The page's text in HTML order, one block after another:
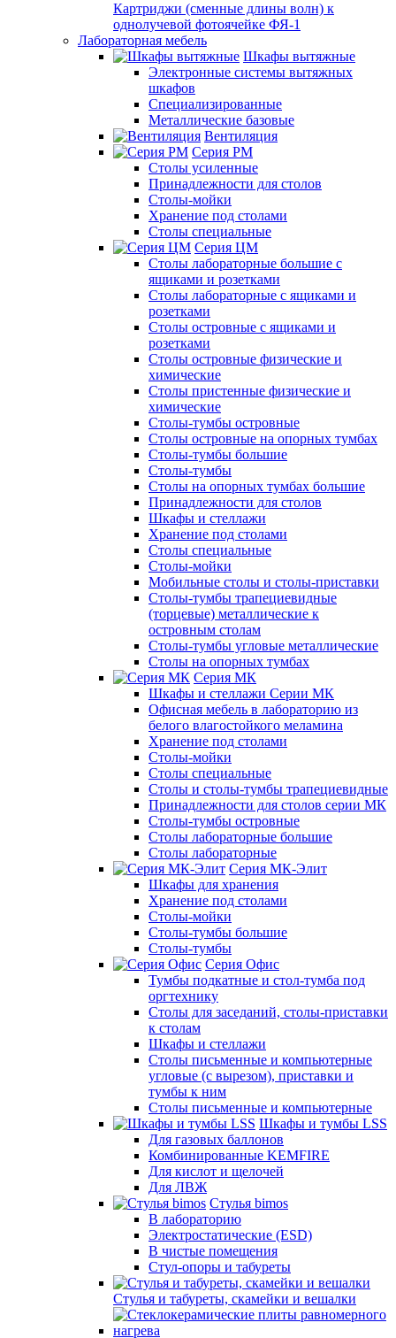
Картриджи (сменные длины волн) к
однолучевой фотоячейке ФЯ-1
Лабораторная мебель
Шкафы вытяжные
Электронные системы вытяжных
шкафов
Специализированные
Металлические базовые
Вентиляция
Серия РМ
Столы усиленные
Принадлежности для столов
Столы-мойки
Хранение под столами
Столы специальные
Серия ЦМ
Столы лабораторные большие с
ящиками и розетками
Столы лабораторные с ящиками и
розетками
Столы островные с ящиками и
розетками
Столы островные физические и
химические
Столы пристенные физические и
химические
Столы-тумбы островные
Столы островные на опорных тумбах
Столы-тумбы большие
Столы-тумбы
Столы на опорных тумбах большие
Принадлежности для столов
Шкафы и стеллажи
Хранение под столами
Столы специальные
Столы-мойки
Мобильные столы и столы-приставки
Столы-тумбы трапециевидные
(торцевые) металлические к
островным столам
Столы-тумбы угловые металлические
Столы на опорных тумбах
Серия МК
Шкафы и стеллажи Серии МК
Офисная мебель в лабораторию из
белого влагостойкого меламина
Хранение под столами
Столы-мойки
Столы специальные
Столы и столы-тумбы трапециевидные
Принадлежности для столов серии МК
Столы-тумбы островные
Столы лабораторные большие
Столы лабораторные
Серия МК-Элит
Шкафы для хранения
Хранение под столами
Столы-мойки
Столы-тумбы большие
Столы-тумбы
Серия Офис
Тумбы подкатные и стол-тумба под
оргтехнику
Столы для заседаний, столы-приставки
к столам
Шкафы и стеллажи
Столы письменные и компьютерные
угловые (с вырезом), приставки и
тумбы к ним
Столы письменные и компьютерные
Шкафы и тумбы LSS
Для газовых баллонов
Комбинированные KEMFIRE
Для кислот и щелочей
Для ЛВЖ
Стулья bimos
В лабораторию
Электростатические (ESD)
В чистые помещения
Стул-опоры и табуреты
Стулья и табуреты, скамейки и вешалки